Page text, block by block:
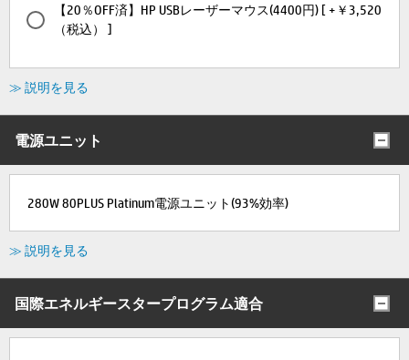
【20％OFF済】HP USBレーザーマウス(4400円) [ +￥3,520
（税込） ]
≫ 説明を見る
電源ユニット
280W 80PLUS Platinum電源ユニット(93%効率)
≫ 説明を見る
国際エネルギースタープログラム適合